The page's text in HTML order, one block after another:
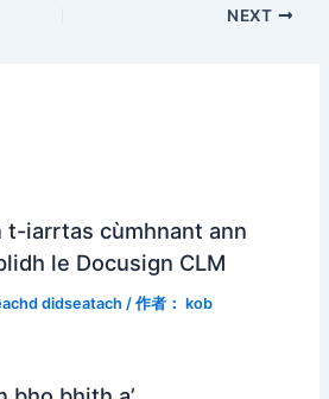
NEXT
t-iarrtas cùmhnant ann
le Docusign CLM
didseatach / 作者： kob